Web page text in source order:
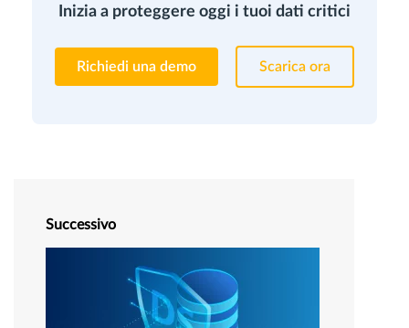
Inizia a proteggere oggi i tuoi dati critici
Richiedi una demo Scarica ora
Successivo